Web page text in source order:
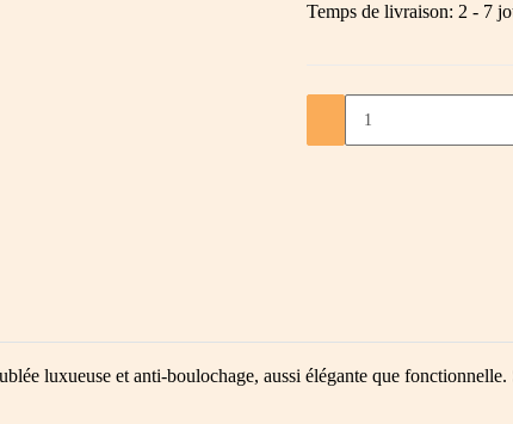
Temps de livraison: 2 - 7
luxueuse et anti-boulochage, aussi élégante que